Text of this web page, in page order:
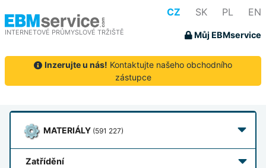
INTERNETOVÉ PRŮMYSLOVÉ TRŽIŠTĚ
CZ SK PL EN
Můj EBMservice
Inzerujte u nás! Kontaktujte našeho obchodního
zástupce
MATERIÁLY (591 227)
zatřídění